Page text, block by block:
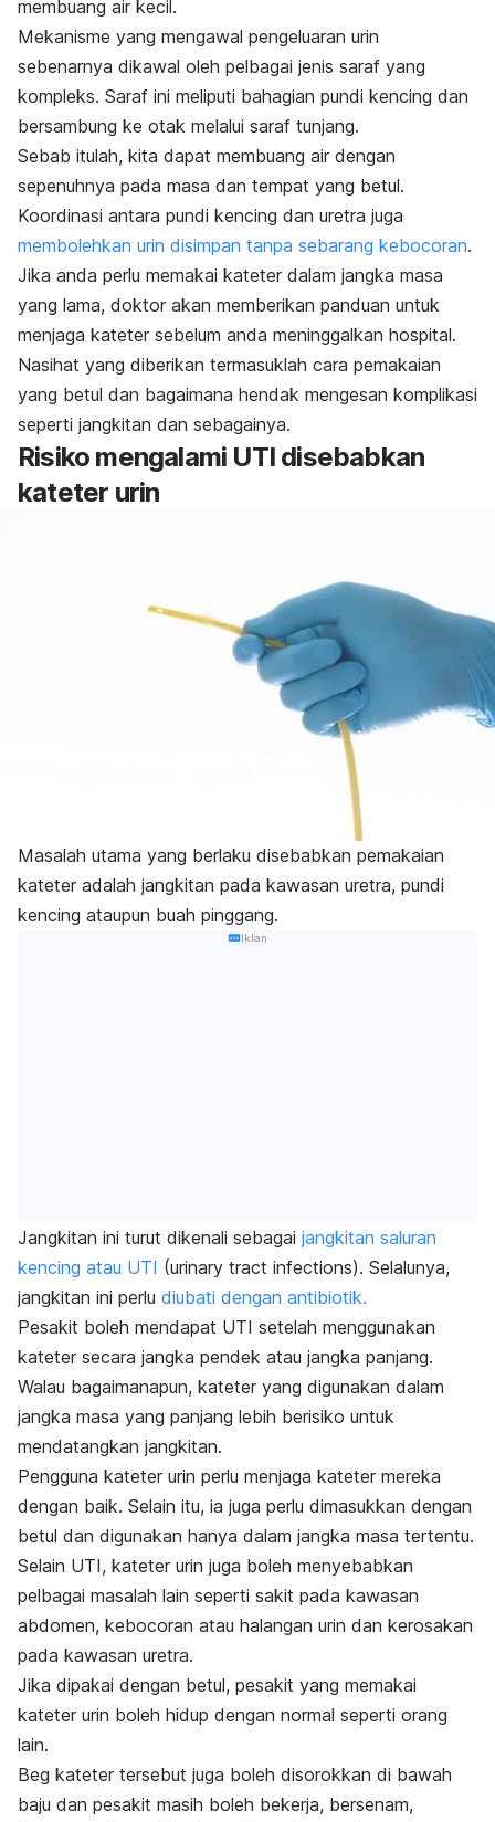
membuang air kecil.
Mekanisme yang mengawal pengeluaran urin
sebenarnya dikawal oleh pelbagai jenis saraf yang
kompleks. Saraf ini meliputi bahagian pundi kencing dan
bersambung ke otak melalui saraf tunjang.
Sebab itulah, kita dapat membuang air dengan
sepenuhnya pada masa dan tempat yang betul.
Koordinasi antara pundi kencing dan uretra juga
membolehkan urin disimpan tanpa sebarang kebocoran.
Jika anda perlu memakai kateter dalam jangka masa
yang lama, doktor akan memberikan panduan untuk
menjaga kateter sebelum anda meninggalkan hospital.
Nasihat yang diberikan termasuklah cara pemakaian
yang betul dan bagaimana hendak mengesan komplikasi
seperti jangkitan dan sebagainya.
Risiko mengalami UTI disebabkan
kateter urin
Masalah utama yang berlaku disebabkan pemakaian
kateter adalah jangkitan pada kawasan uretra, pundi
kencing ataupun buah pinggang.
Iklan
Jangkitan ini turut dikenali sebagai jangkitan saluran
kencing atau UTI (urinary tract infections). Selalunya,
jangkitan ini perlu diubati dengan antibiotik.
Pesakit boleh mendapat UTI setelah menggunakan
kateter secara jangka pendek atau jangka panjang.
Walau bagaimanapun, kateter yang digunakan dalam
jangka masa yang panjang lebih berisiko untuk
mendatangkan jangkitan.
Pengguna kateter urin perlu menjaga kateter mereka
dengan baik. Selain itu, ia juga perlu dimasukkan dengan
betul dan digunakan hanya dalam jangka masa tertentu.
Selain UTI, kateter urin juga boleh menyebabkan
pelbagai masalah lain seperti sakit pada kawasan
abdomen, kebocoran atau halangan urin dan kerosakan
pada kawasan uretra.
Jika dipakai dengan betul, pesakit yang memakai
kateter urin boleh hidup dengan normal seperti orang
lain.
Beg kateter tersebut juga boleh disorokkan di bawah
baju dan pesakit masih boleh bekerja, bersenam,